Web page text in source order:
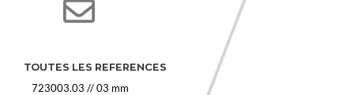
TOUTES LES REFERENCES
723003.03 //03 mm